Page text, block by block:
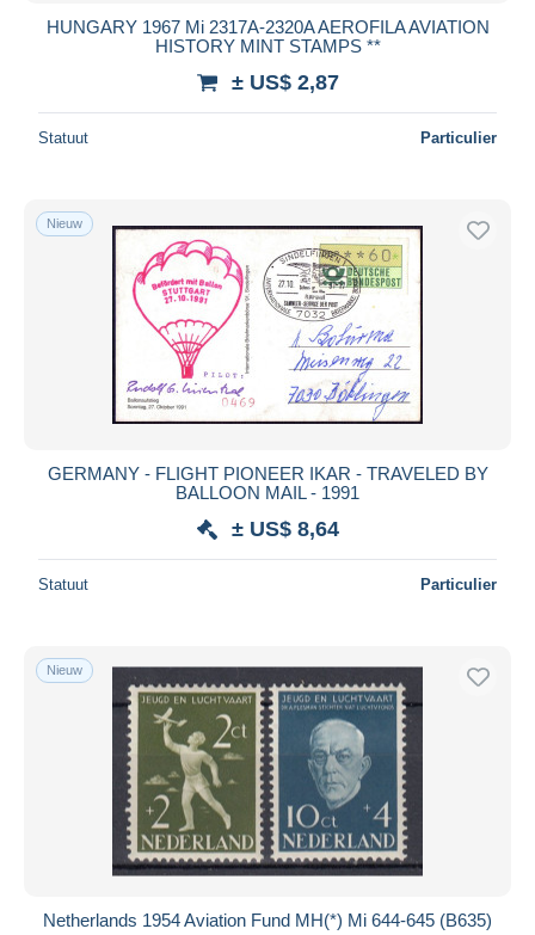
HUNGARY 1967 Mi 2317A-2320A AEROFILA AVIATION
HISTORY MINT STAMPS **
± US$ 2,87
Statuut Particulier
Nieuw
GERMANY - FLIGHT PIONEER IKAR - TRAVELED BY
BALLOON MAIL - 1991
± US$ 8,64
Statuut Particulier
Nieuw
Netherlands 1954 Aviation Fund MH(*) Mi 644-645 (B635)